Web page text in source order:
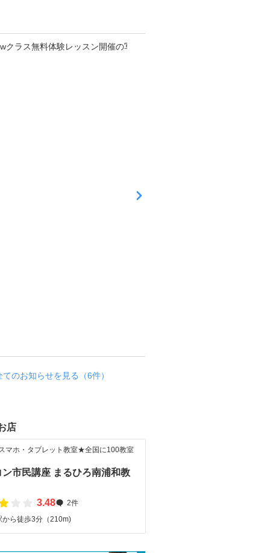
てのお知らせを見る（6件）
店
マホ・タブレット教室★全国に100教室
ン市民講座 まるひろ南浦和教
3.48
2件
から徒歩3分（210m)